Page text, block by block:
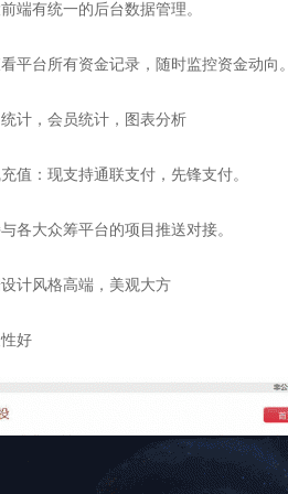
端有统一的后台数据管理。
平台所有资金记录，随时监控资金动向
计，会员统计，图表分析
值：现支持通联支付，先锋支付。
各大众筹平台的项目推送对接。
计风格高端，美观大方
好